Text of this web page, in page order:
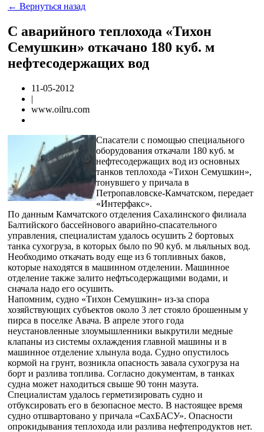
← Вернуться назад
С аварийного теплохода «Тихон
Семушкин» откачано 180 куб. м
нефтесодержащих вод
11-05-2012
|
www.oilru.com
Спасатели с помощью специального
оборудования откачали 180 куб. м
нефтесодержащих вод из основных
танков теплохода «Тихон Семушкин»,
тонувшего у причала в
Петропавловске-Камчатском, передает
«Интерфакс».
По данным Камчатского отделения Сахалинского филиала
Балтийского бассейнового аварийно-спасательного
управления, специалистам удалось осушить 2 бортовых
танка сухогруза, в которых было по 90 куб. м льяльных вод.
Необходимо откачать воду еще из 6 топливных баков,
которые находятся в машинном отделении. Машинное
отделение также залито нефтьсодержащими водами, и
сначала надо его осушить.
Напомним, судно «Тихон Семушкин» из-за спора
хозяйствующих субъектов около 3 лет стояло брошенным у
пирса в поселке Авача. В апреле этого года
неустановленные злоумышленники выкрутили медные
клапаны из системы охлаждения главной машины и в
машинное отделение хлынула вода. Судно опустилось
кормой на грунт, возникла опасность завала сухогруза на
борт и разлива топлива. Согласно документам, в танках
судна может находиться свыше 90 тонн мазута.
Специалистам удалось герметизировать судно и
отбуксировать его в безопасное место. В настоящее время
судно отшвартовано у причала «СахБАСУ». Опасности
опрокидывания теплохода или разлива нефтепродуктов нет.